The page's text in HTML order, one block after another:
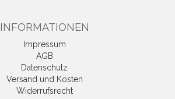
INFORMATIONEN
Impressum
AGB
Datenschutz
Versand und Kosten
Widerrufsrecht